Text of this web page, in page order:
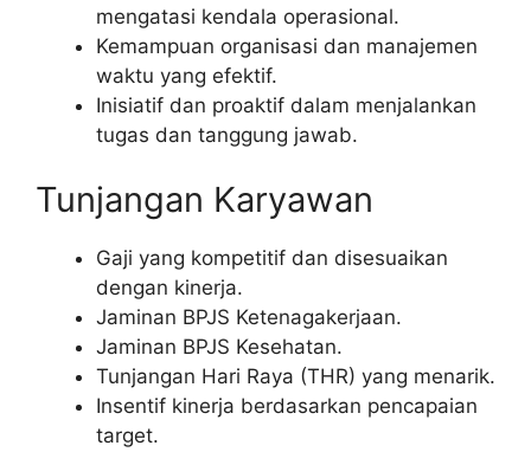
mengatasi kendala operasional.
Kemampuan organisasi dan manajemen
waktu yang efektif.
Inisiatif dan proaktif dalam menjalankan
tugas dan tanggung jawab.
Tunjangan Karyawan
Gaji yang kompetitif dan disesuaikan
dengan kinerja.
Jaminan BPJS Ketenagakerjaan.
Jaminan BPJS Kesehatan.
Tunjangan Hari Raya (THR) yang menarik.
Insentif kinerja berdasarkan pencapaian
target.